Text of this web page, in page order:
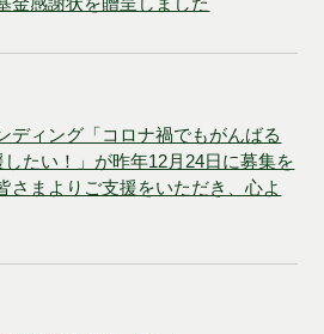
ディング「コロナ禍でもがんばる
たい！」が昨年12月24日に募集を
さまよりご支援をいただき、心よ